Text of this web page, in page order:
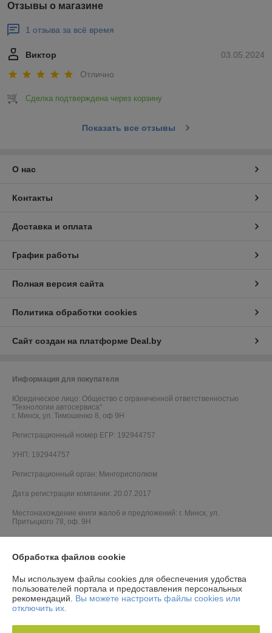
Отзывы о магазине
1 отзыва за всё время
03.05.2024
Виктор
Отлично
Сделка подтверждена через корзину
Показать все отзывы
О нас
Контакты
Доставка и оплата
График работы
Полная версия сайта
Политика обработки cookies
Сайт создан на платформе Deal.by
Информация для покупателя
Юридическое лицо: Общество с ограниченной ответственностью
"Технологии автосервиса"
г. Минск, ул. Тимошенко 8, оф 9Н
Регистрационный номер ЕГР: 192944757
УНП: 192944757
Регистрационный орган: Мингорисполком
Дата регистрации компании: 20.07.2017
Местонахождение книги жалоб и предложений: г. Минск, ул.
Притыцкого 78, оф. 9Н
Обработка файлов cookie
Мы используем файлы cookies для обеспечения удобства
пользователей портала и предоставления персональных
рекомендаций. Вы можете настроить файлы cookies или
отключить их.